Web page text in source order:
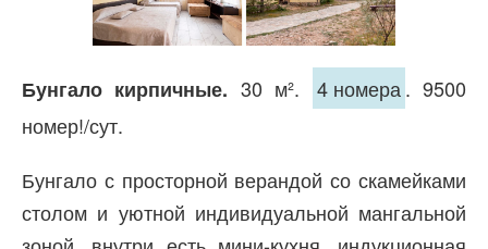
Бунгало кирпичные. 30 м². 4 номера . 9500
номер!/сут.
Бунгало с просторной верандой со скамейками
столом и уютной индивидуальной мангальной